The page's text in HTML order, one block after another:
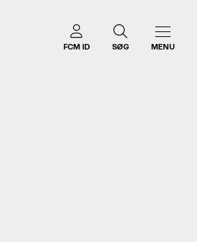
FCM ID SØG MENU